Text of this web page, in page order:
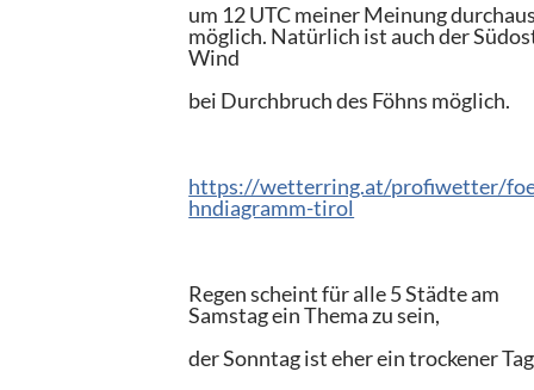
um 12 UTC meiner Meinung
möglich. Natürlich ist auch der
Wind
bei Durchbruch des Föhns möglich.
https://wetterring.at/profiwetter/
hndiagramm-tirol
Regen scheint für alle 5 Städte am
Samstag ein Thema zu sein,
der Sonntag ist eher ein trockener